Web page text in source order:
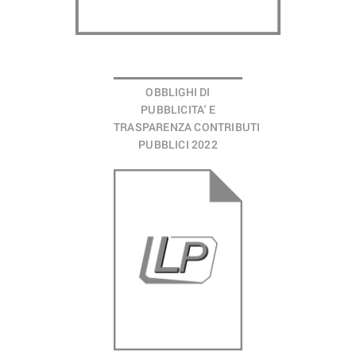
OBBLIGHI DI
PUBBLICITA' E
TRASPARENZA CONTRIBUTI
PUBBLICI 2022